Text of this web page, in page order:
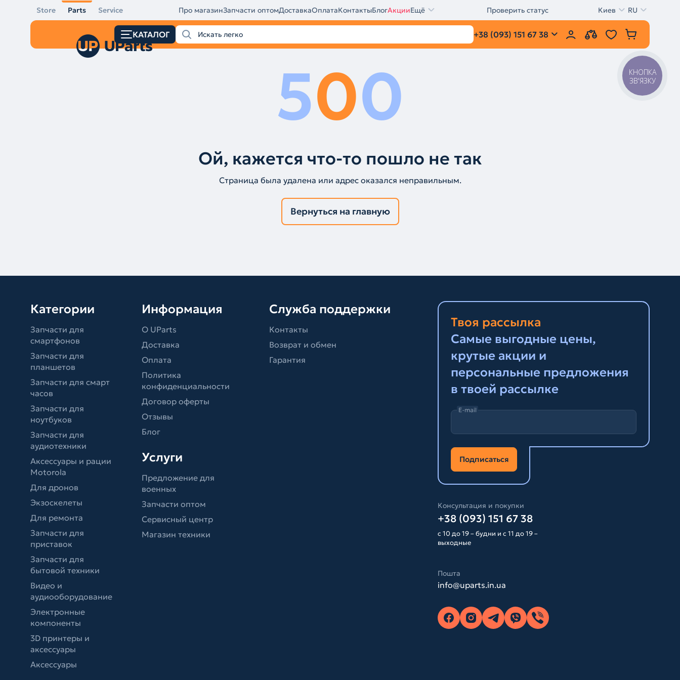
Store Parts Service Про магазинЗапчасти оптомДоставкаОплатаКонтактыБлогАкцииЕщё Проверить статус Киев RU
КАТАЛОГ +38 (093) 151 67 38
500
Ой, кажется что-то пошло не так
Страница была удалена или адрес оказался неправильным.
Вернуться на главную
Категории
Запчасти для
смартфонов
Запчасти для
планшетов
Запчасти для смарт
часов
Запчасти для
ноутбуков
Запчасти для
аудиотехники
Аксессуары и рации
Motorola
Для дронов
Экзоскелеты
Для ремонта
Запчасти для
приставок
Запчасти для
бытовой техники
Видео и
аудиооборудование
Электронные
компоненты
3D принтеры и
аксессуары
Аксессуары
Информация
О UParts
Доставка
Оплата
Политика
конфиденциальности
Договор оферты
Отзывы
Блог
Услуги
Предложение для
военных
Запчасти оптом
Сервисный центр
Магазин техники
Служба поддержки
Контакты
Возврат и обмен
Гарантия
Твоя рассылка
Самые выгодные цены,
крутые акции и
персональные предложения
в твоей рассылке
E-mail
Подписаться
Консультация и покупки
+38 (093) 151 67 38
с 10 до 19 – будни и с 11 до 19 –
выходные
Пошта
info@uparts.in.ua
КНОПКА
ЗВ'ЯЗКУ